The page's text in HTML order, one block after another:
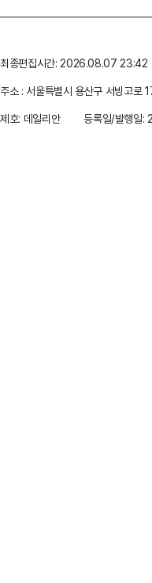
최종편집시간: 2026.08.07 23:42
주소 : 서울특별시 용산구 서빙고로
제호: 데일리안
등록일/발행일